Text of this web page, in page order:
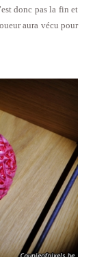
donc pas la fin et
aura vécu pour